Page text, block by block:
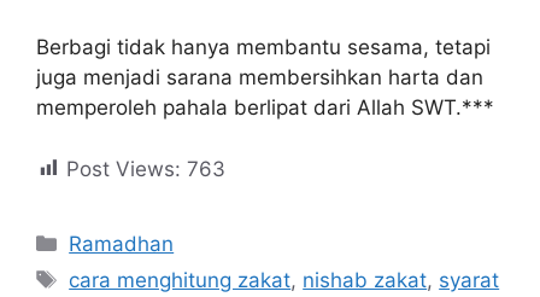
Berbagi tidak hanya membantu sesama, tetapi
juga menjadi sarana membersihkan harta dan
memperoleh pahala berlipat dari Allah SWT.***
Post Views: 763
Ramadhan
cara menghitung zakat, nishab zakat, syarat